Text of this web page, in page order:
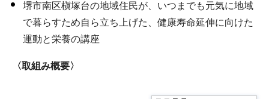
堺市南区槇塚台の地域住民が、いつまでも元気に地域
で暮らすため自ら立ち上げた、健康寿命延伸に向けた
運動と栄養の講座
〈取組み概要〉